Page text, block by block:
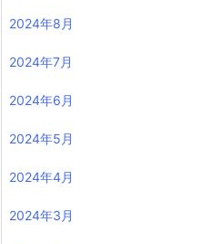
2024年8月
2024年7月
2024年6月
2024年5月
2024年4月
2024年3月